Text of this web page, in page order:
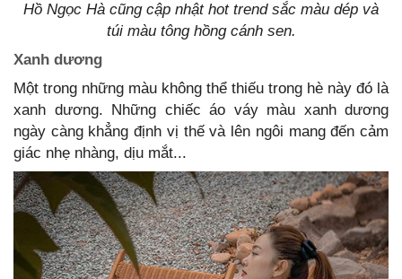
Hồ Ngọc Hà cũng cập nhật hot trend sắc màu dép và
túi màu tông hồng cánh sen.
Xanh dương
Một trong những màu không thể thiếu trong hè này đó là
xanh dương. Những chiếc áo váy màu xanh dương
ngày càng khẳng định vị thế và lên ngôi mang đến cảm
giác nhẹ nhàng, dịu mắt...